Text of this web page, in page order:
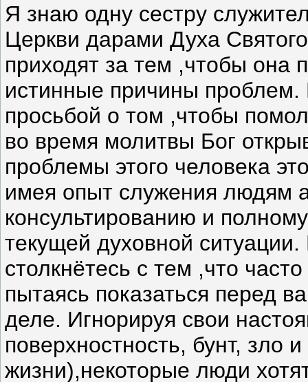
Я знаю одну сестру
Церкви дарами Духа
приходят за тем ,чтобы она
истинные причины
просьбой о том ,чтобы
во время молитвы Бог
проблемы этого человека
имея опыт служения людям
консультированию и
текущей духовной
столкнётесь с тем ,что
пытаясь показаться перед
деле. Игнорируя свои
поверхностность, бунт, зло
жизни),некоторые люди